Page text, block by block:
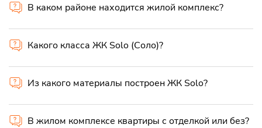
В каком районе находится жилой комплекс?
Какого класса ЖК Solo (Соло)?
Из какого материалы построен ЖК Solo?
В жилом комплексе квартиры с отделкой или без?